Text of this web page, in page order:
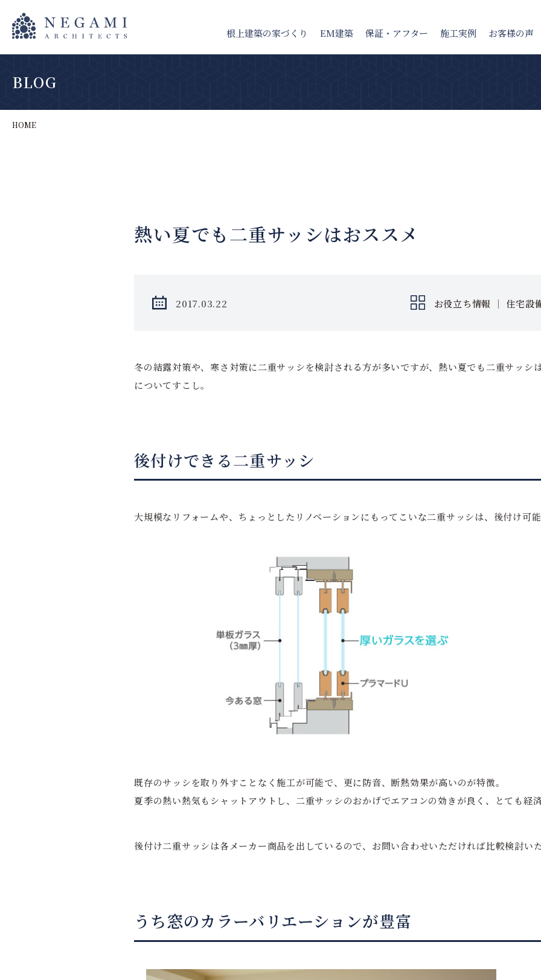
根上建築の家づくり EM建築 保証・アフター 施工実例 お客様の声
BLOG
HOME
熱い夏でも二重サッシはおススメ
2017.03.22 お役立ち情報 ｜ 住宅設
冬の結露対策や、寒さ対策に二重サッシを検討される方が多いですが、熱い夏でも二重サッシ
についてすこし。
後付けできる二重サッシ
大規模なリフォームや、ちょっとしたリノベーションにもってこいな二重サッシは、後付け可
既存のサッシを取り外すことなく施工が可能で、更に防音、断熱効果が高いのが特徴。
夏季の熱い熱気もシャットアウトし、二重サッシのおかげでエアコンの効きが良く、とても経
後付け二重サッシは各メーカー商品を出しているので、お問い合わせいただければ比較検討い
うち窓のカラーバリエーションが豊富